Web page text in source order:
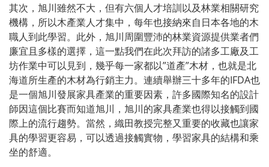
其次，旭川雖然不大，但有六個人才培訓以及林業相關研究
機構，所以木產業人才集中，每年也接納來自日本各地的木
職人到此學習。此外，旭川周圍豐沛的林業資源提供業者們
廉宜且多樣的選擇，這一點我們在此次拜訪的諸多工廠及工
坊作業中可以見到，幾乎每一家都以”道產”木材，也就是北
海道所生產的木材為行銷主力。連續舉辦三十多年的IFDA也
是一個旭川發展家具產業的重要因素，許多國際知名的設計
師因這個比賽而知道旭川，旭川的家具產業也得以接觸到國
際上的流行趨勢。當然，織田教授完整又重要的收藏也讓家
具的學習更容易，可以透過接觸實物，學習家具的結構和乘
坐的舒適。